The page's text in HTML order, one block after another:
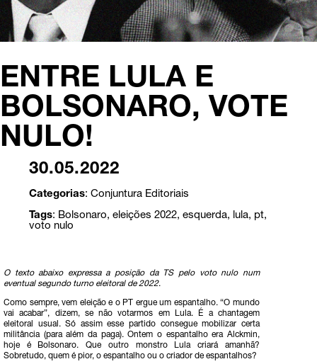
ENTRE LULA E
BOLSONARO, VOTE
NULO!
30.05.2022
Categorias: Conjuntura Editoriais
Tags: Bolsonaro, eleições 2022, esquerda, lula, pt,
voto nulo
O texto abaixo expressa a posição da TS pelo voto nulo num
eventual segundo turno eleitoral de 2022.
Como sempre, vem eleição e o PT ergue um espantalho. “O mundo
vai acabar”, dizem, se não votarmos em Lula. É a chantagem
eleitoral usual. Só assim esse partido consegue mobilizar certa
militância (para além da paga). Ontem o espantalho era Alckmin,
hoje é Bolsonaro. Que outro monstro Lula criará amanhã?
Sobretudo, quem é pior, o espantalho ou o criador de espantalhos?